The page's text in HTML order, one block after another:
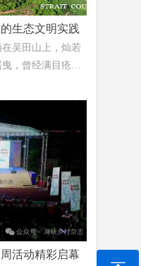
生态文明实践
吴田山上，灿若
，曾经满目疮痍
的生态画卷；当
步，这座千年古
；当林下砂仁在
室里采收出口海
山”的理念在这片
活动精彩启幕